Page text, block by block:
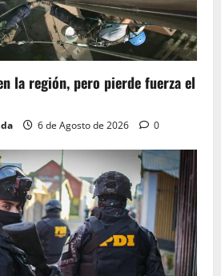
la región, pero pierde fuerza el
6 de Agosto de 2026 0